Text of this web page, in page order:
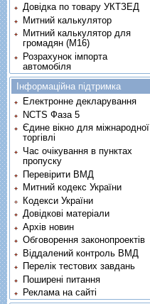
Довідка по товару УКТЗЕД
Митний калькулятор
Митний калькулятор для
громадян (М16)
Розрахунок імпорта
автомобіля
Інформаційна підтримка
Електронне декларування
NCTS Фаза 5
Єдине вікно для міжнародної
торгівлі
Час очікування в пунктах
пропуску
Перевірити ВМД
Митний кодекс України
Кодекси України
Довідкові матеріали
Архів новин
Обговорення законопроектів
Віддалений контроль ВМД
Перелік тестових завдань
Поширені питання
Реклама на сайті